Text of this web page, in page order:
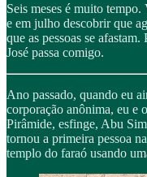
Seis meses é muito
e em julho descobrir que
que as pessoas se
José passa comigo.
Ano passado, quando eu
corporação anônima, eu e
Pirâmide, esfinge, Abu
tornou a primeira pessoa
templo do faraó usando